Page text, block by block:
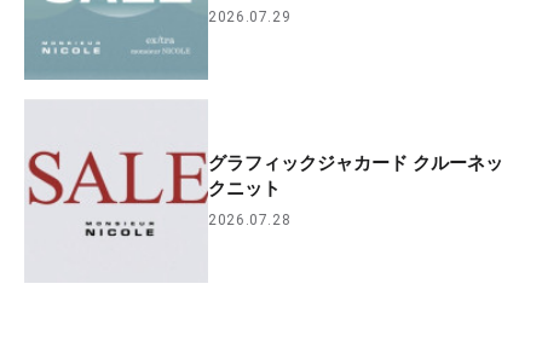
2026.07.29
グラフィックジャカード クルーネッ
クニット
2026.07.28